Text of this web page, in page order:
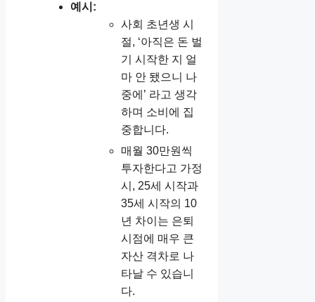
예시:
사회 초년생 시
절, ‘아직은 돈 벌
기 시작한 지 얼
마 안 됐으니 나
중에’ 라고 생각
하며 소비에 집
중합니다.
매월 30만원씩
투자한다고 가정
시, 25세 시작과
35세 시작의 10
년 차이는 은퇴
시점에 매우 큰
자산 격차로 나
타날 수 있습니
다.